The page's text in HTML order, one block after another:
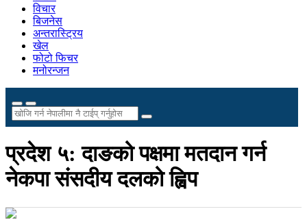
विचार
बिजनेस
अन्तरास्ट्रिय
खेल
फोटो फिचर
मनोरन्जन
प्रदेश ५: दाङको पक्षमा मतदान गर्न
नेकपा संसदीय दलको ह्विप